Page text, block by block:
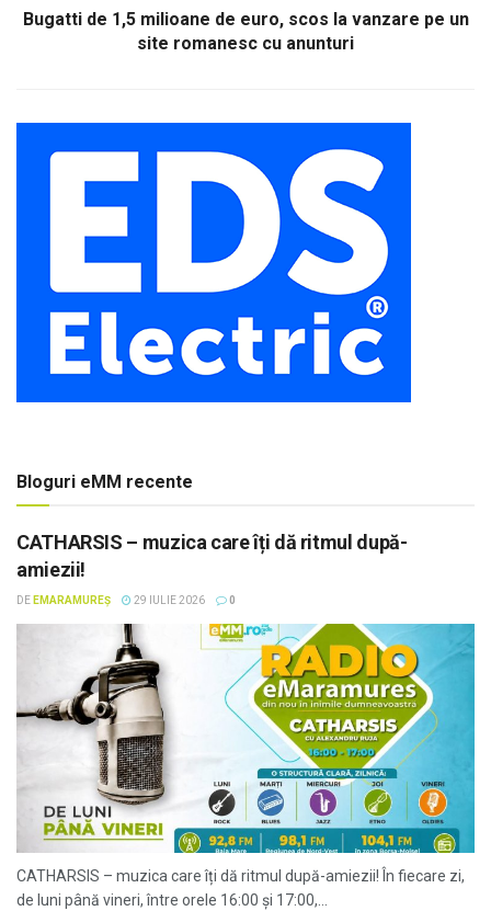
Bugatti de 1,5 milioane de euro, scos la vanzare pe un
site romanesc cu anunturi
Bloguri eMM recente
CATHARSIS – muzica care îți dă ritmul după-
amiezii!
DE EMARAMUREȘ 29 IULIE 2026 0
CATHARSIS – muzica care îți dă ritmul după-amiezii! În fiecare zi,
de luni până vineri, între orele 16:00 și 17:00,...